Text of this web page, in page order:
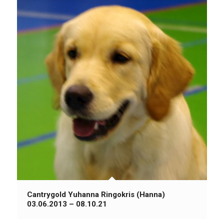
Cantrygold Yuhanna Ringokris (Hanna)
03.06.2013 – 08.10.21